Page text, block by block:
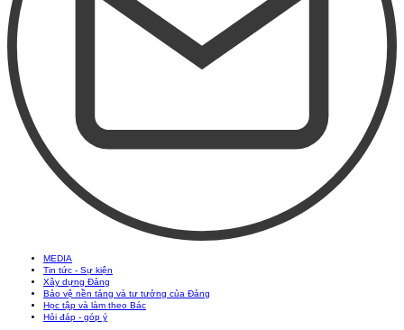
MEDIA
Tin tức - Sự kiện
Xây dựng Đảng
Bảo vệ nền tảng và tư tưởng của Đảng
Học tập và làm theo Bác
Hỏi đáp - góp ý